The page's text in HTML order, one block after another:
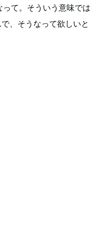
て。そういう意味では
、そうなって欲しいと